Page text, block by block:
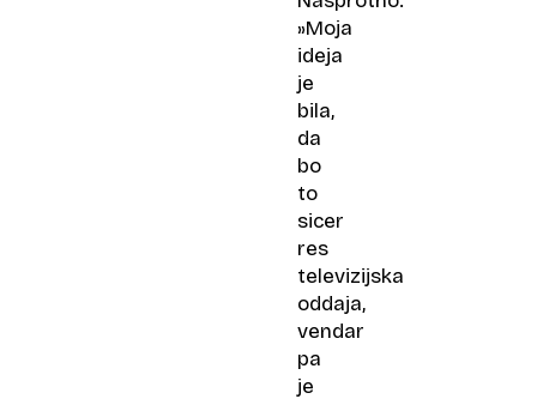
»Moja
ideja
je
bila,
da
bo
to
sicer
res
televizijska
oddaja,
vendar
pa
je